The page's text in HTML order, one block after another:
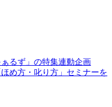
るず」の特集連動企画
め方・叱り方」セミナーを